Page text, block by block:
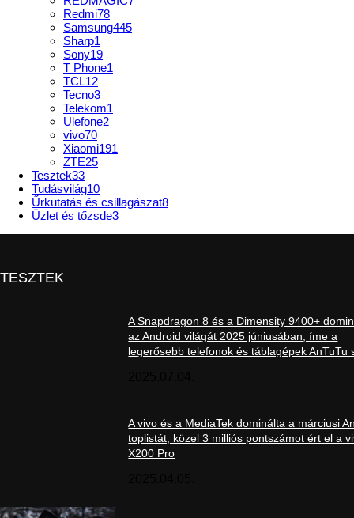
Redmi78
Samsung445
Sharp1
Sony19
T Phone1
TCL12
Tecno3
Telekom1
Ulefone2
vivo70
Xiaomi191
ZTE25
Tesztek33
Tudásvilág10
Űrkutatás és csillagászat8
Üzlet és tőzsde3
TESZTEK
A Snapdragon 8 és a Dimensity 9400+
az Android világát 2025 júniusában; íme a
legerősebb telefonok és táblagépek AnTuTu
A vivo és a MediaTek dominálta a márciusi
toplistát; közel 3 milliós pontszámot ért el a
X200 Pro